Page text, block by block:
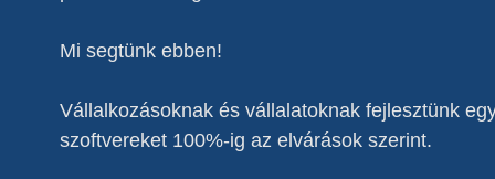
Mi segtünk ebben!
Vállalkozásoknak és vállalatoknak fejlesztünk
szoftvereket 100%-ig az elvárások szerint.